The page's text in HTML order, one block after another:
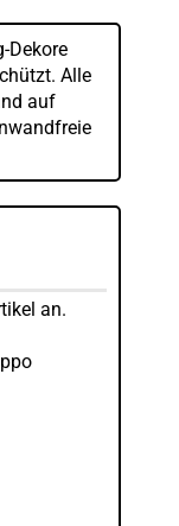
Dekore
Alle
auf
an.